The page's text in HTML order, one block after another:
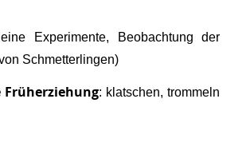
Experimente, Beobachtung der
Schmetterlingen)
: klatschen, trommeln